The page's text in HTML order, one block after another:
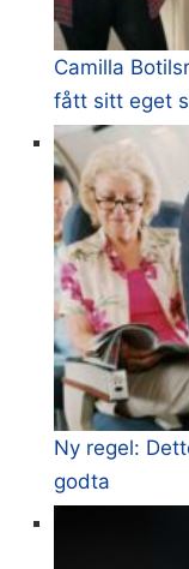
Camilla
fått sitt eget
Ny regel:
godta